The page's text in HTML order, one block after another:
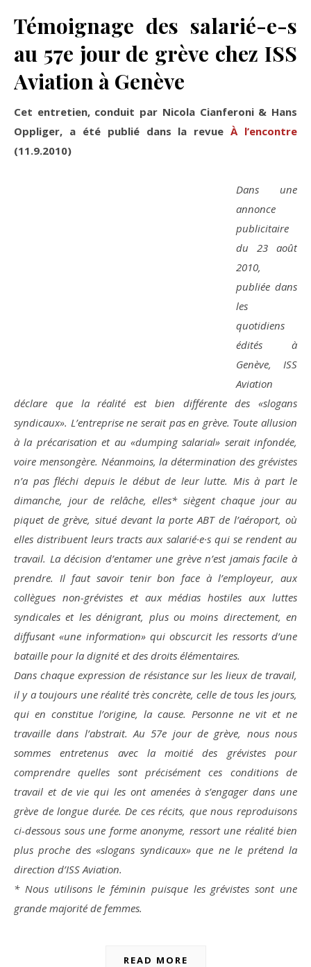
Témoignage des salarié-e-s
au 57e jour de grève chez ISS
Aviation à Genève
Cet entretien, conduit par Nicola Cianferoni & Hans
Oppliger, a été publié dans la revueÀ l’encontre
(11.9.2010)
Dans une
annonce
publicitaire
du 23 août
2010,
publiée dans
les
quotidiens
édités à
Genève, ISS
Aviation
déclare que la réalité est bien différente des «slogans
syndicaux». L’entreprise ne serait pas en grève. Toute allusion
à la précarisation et au «dumping salarial» serait infondée,
voire mensongère. Néanmoins, la détermination des grévistes
n’a pas fléchi depuis le début de leur lutte. Mis à part le
dimanche, jour de relâche, elles* siègent chaque jour au
piquet de grève, situé devant la porte ABT de l’aéroport, où
elles distribuent leurs tracts aux salarié·e·s qui se rendent au
travail. La décision d’entamer une grève n’est jamais facile à
prendre. Il faut savoir tenir bon face à l’employeur, aux
collègues non-grévistes et aux médias hostiles aux luttes
syndicales et les dénigrant, plus ou moins directement, en
diffusant «une information» qui obscurcit les ressorts d’une
bataille pour la dignité et des droits élémentaires.
Dans chaque expression de résistance sur les lieux de travail,
il y a toujours une réalité très concrète, celle de tous les jours,
qui en constitue l’origine, la cause. Personne ne vit et ne
travaille dans l’abstrait. Au 57e jour de grève, nous nous
sommes entretenus avec la moitié des grévistes pour
comprendre quelles sont précisément ces conditions de
travail et de vie qui les ont amenées à s’engager dans une
grève de longue durée. De ces récits, que nous reproduisons
ci-dessous sous une forme anonyme, ressort une réalité bien
plus proche des «slogans syndicaux» que ne le prétend la
direction d’ISS Aviation.
* Nous utilisons le féminin puisque les grévistes sont une
grande majorité de femmes.
READ MORE